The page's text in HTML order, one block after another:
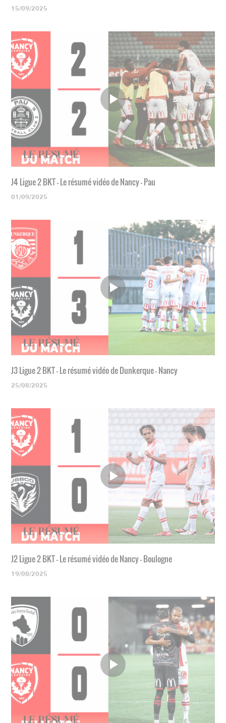
15/09/2025
J4 Ligue 2 BKT - Le résumé vidéo de Nancy - Pau
01/09/2025
J3 Ligue 2 BKT - Le résumé vidéo de Dunkerque - Nancy
25/08/2025
J2 Ligue 2 BKT - Le résumé vidéo de Nancy - Boulogne
19/08/2025